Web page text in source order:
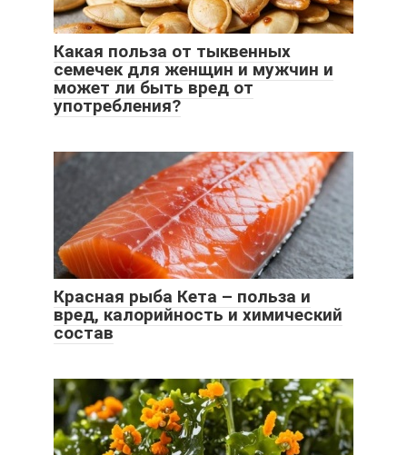
Какая польза от тыквенных
семечек для женщин и мужчин и
может ли быть вред от
употребления?
Красная рыба Кета – польза и
вред, калорийность и химический
состав